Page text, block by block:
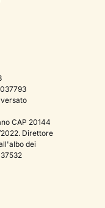
CAP 20144
Direttore
dei